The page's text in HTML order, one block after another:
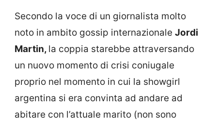
Secondo la voce di un giornalista molto
noto in ambito gossip internazionale Jordi
Martin, la coppia starebbe attraversando
un nuovo momento di crisi coniugale
proprio nel momento in cui la showgirl
argentina si era convinta ad andare ad
abitare con l’attuale marito (non sono